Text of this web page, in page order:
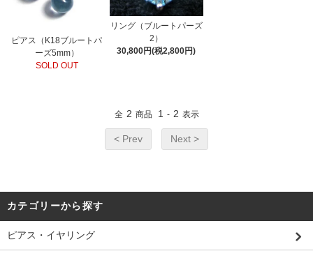
ピアス（K18ブルートパ
ーズ5mm）
SOLD OUT
リング（ブルートパーズ
2）
30,800円(税2,800円)
全 2 商品 1 - 2 表示
< Prev Next >
カテゴリーから探す
ピアス・イヤリング